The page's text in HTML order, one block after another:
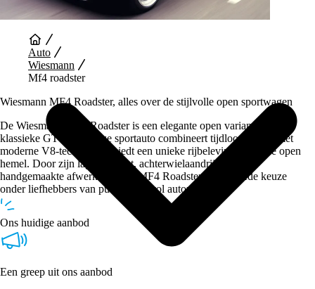
Auto Diensten
Auto
Wiesmann
Mf4 roadster
Wiesmann MF4 Roadster, alles over de stijlvolle open sportwagen
De Wiesmann MF4 Roadster is een elegante open variant van de
klassieke GT MF4. Deze sportauto combineert tijdloos design met
moderne V8-techniek en biedt een unieke rijbeleving onder de open
hemel. Door zijn lage gewicht, achterwielaandrijving en
handgemaakte afwerking is de MF4 Roadster een geliefde keuze
onder liefhebbers van puur en stijlvol autorijden.
Ons huidige aanbod
Een greep uit ons aanbod